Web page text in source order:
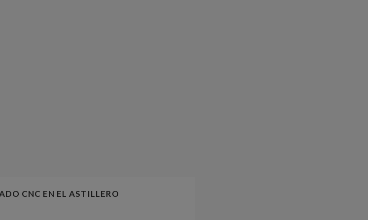
CNC EN EL ASTILLERO